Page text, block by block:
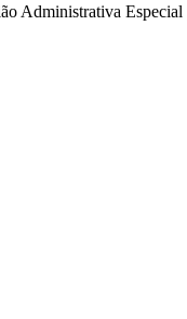
Administrativa